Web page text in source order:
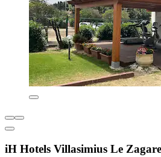
iH Hotels Villasimius Le